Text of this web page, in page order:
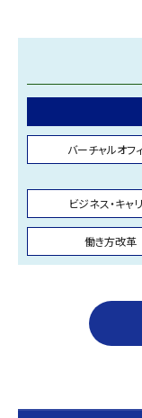
バーチャルオフ
ビジネス・キャ
働き方改革